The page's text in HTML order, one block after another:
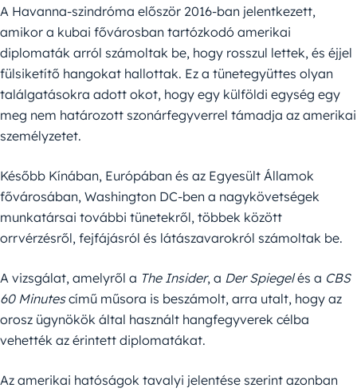
A Havanna-szindróma először 2016-ban jelentkezett,
amikor a kubai fővárosban tartózkodó amerikai
diplomaták arról számoltak be, hogy rosszul lettek, és éjjel
fülsiketítő hangokat hallottak. Ez a tünetegyüttes olyan
találgatásokra adott okot, hogy egy külföldi egység egy
meg nem határozott szonárfegyverrel támadja az amerikai
személyzetet.
Később Kínában, Európában és az Egyesült Államok
fővárosában, Washington DC-ben a nagykövetségek
munkatársai további tünetekről, többek között
orrvérzésről, fejfájásról és látászavarokról számoltak be.
A vizsgálat, amelyről a The Insider, a Der Spiegelés a CBS
60 Minutescímű műsora is beszámolt, arra utalt, hogy az
orosz ügynökök által használt hangfegyverek célba
vehették az érintett diplomatákat.
Az amerikai hatóságok tavalyi jelentése szerint azonban